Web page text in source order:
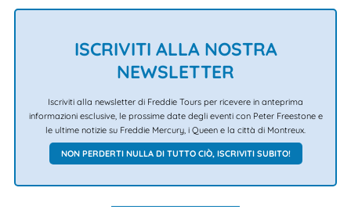
ISCRIVITI ALLA NOSTRA
NEWSLETTER
Iscriviti alla newsletter di Freddie Tours per ricevere in anteprima
informazioni esclusive, le prossime date degli eventi con Peter Freestone e
le ultime notizie su Freddie Mercury, i Queen e la città di Montreux.
NON PERDERTI NULLA DI TUTTO CIÒ, ISCRIVITI SUBITO!